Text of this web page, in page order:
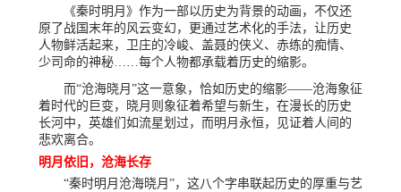
《秦时明月》作为一部以历史为背景的动画，不仅还
原了战国末年的风云变幻，更通过艺术化的手法，让历史
人物鲜活起来，卫庄的冷峻、盖聂的侠义、赤练的痴情、
少司命的神秘……每个人物都承载着历史的缩影。
而“沧海晓月”这一意象，恰如历史的缩影——沧海象征
着时代的巨变，晓月则象征着希望与新生，在漫长的历史
长河中，英雄们如流星划过，而明月永恒，见证着人间的
悲欢离合。
明月依旧，沧海长存
“秦时明月沧海晓月”，这八个字串联起历史的厚重与艺